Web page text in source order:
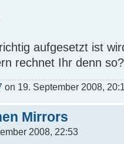
aufgesetzt ist
rechnet Ihr denn so?
on 19. September 2008,
Mirrors
2008, 22:53